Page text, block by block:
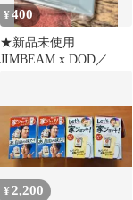
¥400
★新品未使用
JIMBEAM x DOD／コ
¥ 2,200